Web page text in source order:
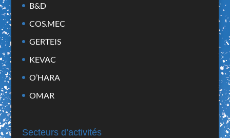
B&D
COS.MEC
GERTEIS
KEVAC
O’HARA
OMAR
Secteurs d’activités